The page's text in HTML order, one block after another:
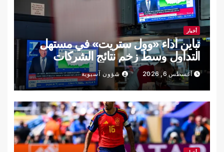
أخبار
تباين أداء «وول ستريت» في مستهل
التداول وسط زخم نتائج الشركات
أغسطس 6, 2026 شؤون آسيوية